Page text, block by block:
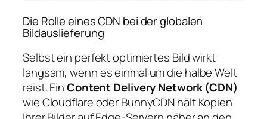
Die Rolle eines CDN bei der globalen
Bildauslieferung
Selbst ein perfekt optimiertes Bild wirkt
langsam, wenn es einmal um die halbe Welt
reist. EinContent Delivery Network (CDN)
wie Cloudflare oder BunnyCDN hält Kopien